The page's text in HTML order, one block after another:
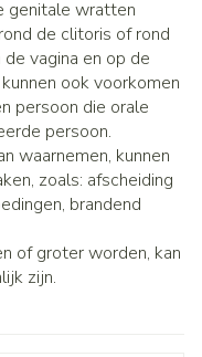
genitale wratten
de clitoris of rond
vagina en op de
ook voorkomen
persoon die orale
persoon.
waarnemen, kunnen
zoals: afscheiding
brandend
of groter worden, kan
zijn.